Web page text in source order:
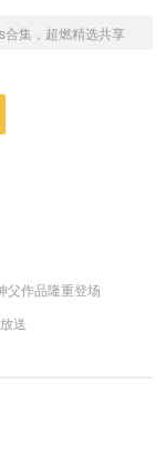
集，超燃精选共享
父作品隆重登场
送